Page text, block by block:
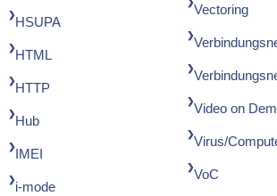
HSUPA
HTML
HTTP
Hub
IMEI
i-mode
Vectoring
Video on
Virus/
VoC